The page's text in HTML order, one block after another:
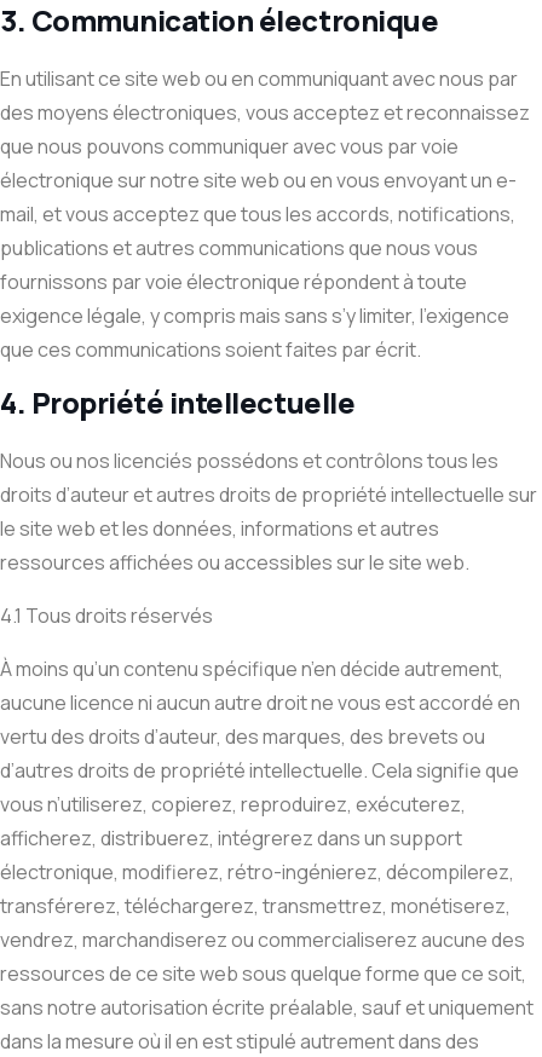
3. Communication électronique
En utilisant ce site web ou en communiquant avec nous par
des moyens électroniques, vous acceptez et reconnaissez
que nous pouvons communiquer avec vous par voie
électronique sur notre site web ou en vous envoyant un e-
mail, et vous acceptez que tous les accords, notifications,
publications et autres communications que nous vous
fournissons par voie électronique répondent à toute
exigence légale, y compris mais sans s’y limiter, l’exigence
que ces communications soient faites par écrit.
4. Propriété intellectuelle
Nous ou nos licenciés possédons et contrôlons tous les
droits d’auteur et autres droits de propriété intellectuelle sur
le site web et les données, informations et autres
ressources affichées ou accessibles sur le site web.
4.1 Tous droits réservés
À moins qu’un contenu spécifique n’en décide autrement,
aucune licence ni aucun autre droit ne vous est accordé en
vertu des droits d’auteur, des marques, des brevets ou
d’autres droits de propriété intellectuelle. Cela signifie que
vous n’utiliserez, copierez, reproduirez, exécuterez,
afficherez, distribuerez, intégrerez dans un support
électronique, modifierez, rétro-ingénierez, décompilerez,
transférerez, téléchargerez, transmettrez, monétiserez,
vendrez, marchandiserez ou commercialiserez aucune des
ressources de ce site web sous quelque forme que ce soit,
sans notre autorisation écrite préalable, sauf et uniquement
dans la mesure où il en est stipulé autrement dans des